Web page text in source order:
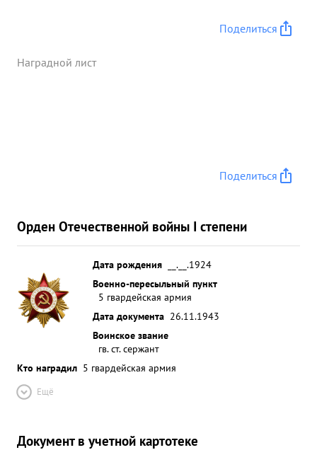
Поделиться
Наградной лист
Поделиться
Орден Отечественной войны I степени
Дата рождения
__.__.1924
Военно-пересыльный пункт
5 гвардейская армия
Дата документа 26.11.1943
Воинское звание
гв. ст. сержант
Кто наградил 5 гвардейская армия
Ещё
Документ в учетной картотеке